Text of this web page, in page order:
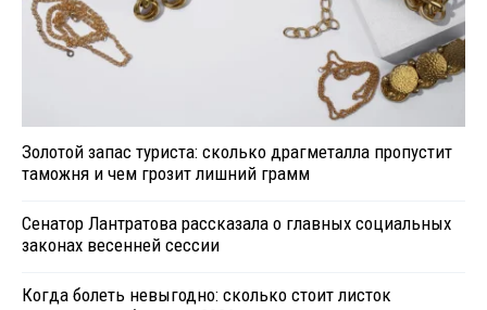
Золотой запас туриста: сколько драгметалла пропустит
таможня и чем грозит лишний грамм
Сенатор Лантратова рассказала о главных социальных
законах весенней сессии
Когда болеть невыгодно: сколько стоит листок